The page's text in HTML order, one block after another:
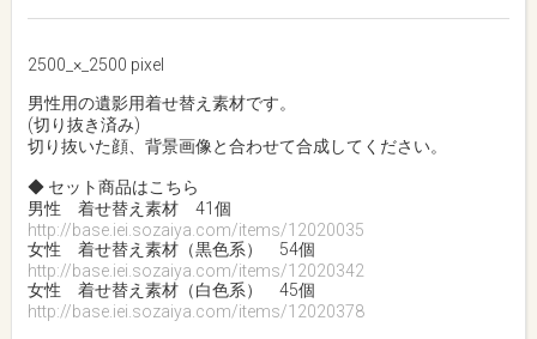
2500_×_2500 pixel
男性用の遺影用着せ替え素材です。
(切り抜き済み)
切り抜いた顔、背景画像と合わせて合成してください。
◆ セット商品はこちら
男性 着せ替え素材 41個
http://base.iei.sozaiya.com/items/12020035
女性 着せ替え素材（黒色系） 54個
http://base.iei.sozaiya.com/items/12020342
女性 着せ替え素材（白色系） 45個
http://base.iei.sozaiya.com/items/12020378